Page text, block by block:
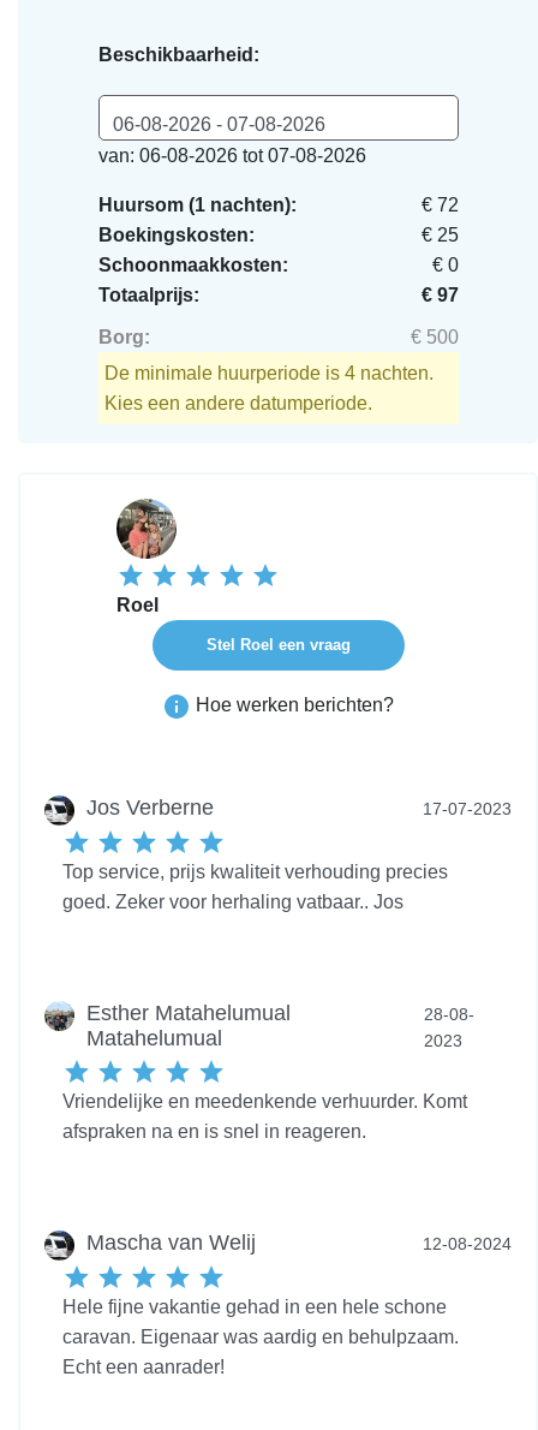
Beschikbaarheid:
06-08-2026 - 07-08-2026
van: 06-08-2026 tot 07-08-2026
Huursom (1 nachten):
€ 72
Boekingskosten:
€ 25
Schoonmaakkosten:
€ 0
Totaalprijs:
€ 97
Borg:
€ 500
De minimale huurperiode is 4 nachten.
Kies een andere datumperiode.
Roel
Stel Roel een vraag
Hoe werken berichten?
Jos Verberne 17-07-2023
Top service, prijs kwaliteit verhouding precies
goed. Zeker voor herhaling vatbaar.. Jos
Esther Matahelumual
Matahelumual
28-08-
2023
Vriendelijke en meedenkende verhuurder. Komt
afspraken na en is snel in reageren.
Mascha van Welij 12-08-2024
Hele fijne vakantie gehad in een hele schone
caravan. Eigenaar was aardig en behulpzaam.
Echt een aanrader!